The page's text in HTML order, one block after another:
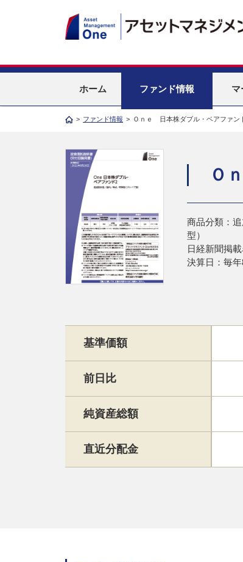
ホーム ファンド情報 マ
> ファンド情報 > Ｏｎｅ 日本株ダブル・ベアファン
Ｏ
商品分類：
型）
日経新聞掲
決算日：毎年
基準価額
前日比
純資産総額
直近分配金